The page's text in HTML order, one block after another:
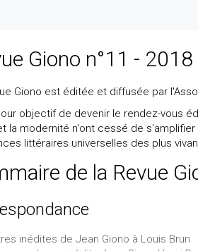
Giono n°11 - 2018
Giono est éditée et diffusée par
objectif de devenir le rendez-vous
la modernité n'ont cessé de
littéraires universelles des plus
de la Revue
inédites de Jean Giono à Louis Brun